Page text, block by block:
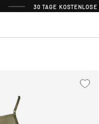
30 TAGE KOSTENLOSE